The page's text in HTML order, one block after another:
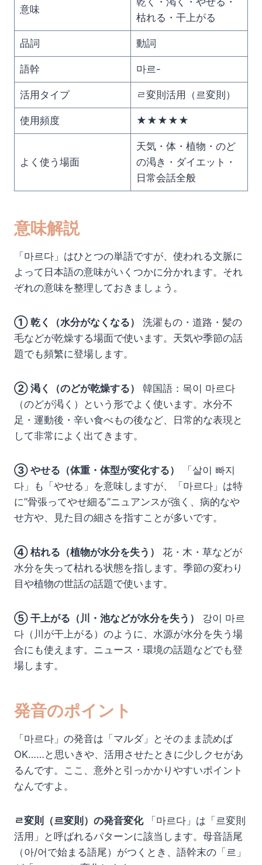
意味
枯れる・干上がる
品詞 動詞
語幹 마르-
活用タイプ ㄹ変則活用（르変則）
使用頻度 ★★★★★
よく使う場面
天気・体・植物・のど
の渇き・ダイエット・
日常会話全般
意味解説
「마르다」はひとつの単語ですが、使われる文脈に
よって日本語の意味がいくつかに分かれます。それ
ぞれの意味を整理しておきましょう。
① 乾く（水分がなくなる）
洗濯もの・道路・髪の
毛などが乾燥する場面で使います。天気や季節の話
題でも頻繁に登場します。
② 渇く（のどが乾燥する）
韓国語：목이 마르다
（のどが渇く）という形でよく使います。水分不
足・運動後・辛い食べもの後など、日常的な表現と
して非常によく出てきます。
③ やせる（体重・体型が変化する）
「살이 빠지
다」も「やせる」を意味しますが、「마르다」は特
に”骨張ってやせ細る”ニュアンスが強く、病的なや
せ方や、見た目の細さを指すことが多いです。
④ 枯れる（植物が水分を失う）
花・木・草などが
水分を失って枯れる状態を指します。季節の変わり
目や植物の世話の話題で使います。
⑤ 干上がる（川・池などが水分を失う）
강이 마르
다（川が干上がる）のように、水源が水分を失う場
合にも使えます。ニュース・環境の話題などでも登
場します。
発音のポイント
「마르다」の発音は「マルダ」とそのまま読めば
OK……と思いきや、活用させたときに少しクセがあ
るんです。ここ、意外と引っかかりやすいポイント
なんですよ。
ㄹ変則（르変則）の発音変化「마르다」は「르変則
活用」と呼ばれるパターンに該当します。母音語尾
（아/어で始まる語尾）がつくとき、語幹末の「르」